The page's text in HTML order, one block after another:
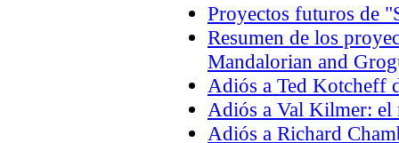
Proyectos futuros de
Resumen de los
Mandalorian and
Adiós a Ted Kotcheff
Adiós a Val Kilmer: el
Adiós a Richard